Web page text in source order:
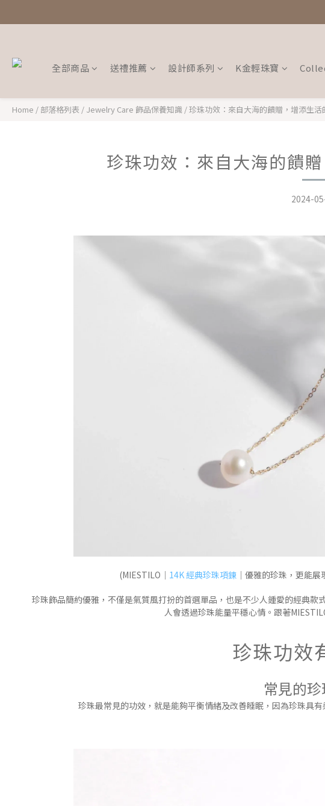
全部商品 送禮推薦 設計師系列 K金輕珠寶
Home / 部落格列表 / Jewelry Care 飾品保養知識 /珍珠功效：來自大海的饋贈，增添生活
珍珠功效：來自大海的饋
2024-
(MIESTILO｜ 14K 經典珍珠項鍊 ｜優雅的珍珠，更能
珍珠飾品簡約優雅，不僅是氣質風打扮的首選單品，也是不少人鍾愛的經典
人會透過珍珠能量平穩心情。跟著
珍珠功效
常見的
珍珠最常見的功效，就是能夠平衡情緒及改善睡眠，因為珍珠具